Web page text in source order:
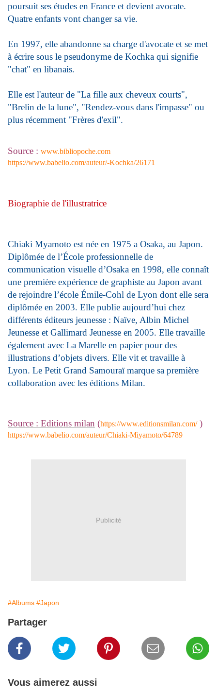
poursuit ses études en France et devient avocate.
Quatre enfants vont changer sa vie.
En 1997, elle abandonne sa charge d'avocate et se met
à écrire sous le pseudonyme de Kochka qui signifie
"chat" en libanais.
Elle est l'auteur de "La fille aux cheveux courts",
"Brelin de la lune", "Rendez-vous dans l'impasse" ou
plus récemment "Frères d'exil".
Source : www.bibliopoche.com
https://www.babelio.com/auteur/-Kochka/26171
Biographie de l'illustratrice
Chiaki Myamoto est née en 1975 a Osaka, au Japon.
Diplômée de l’École professionnelle de
communication visuelle d’Osaka en 1998, elle connaît
une première expérience de graphiste au Japon avant
de rejoindre l’école Émile-Cohl de Lyon dont elle sera
diplômée en 2003. Elle publie aujourd’hui chez
différents éditeurs jeunesse : Naïve, Albin Michel
Jeunesse et Gallimard Jeunesse en 2005. Elle travaille
également avec La Marelle en papier pour des
illustrations d’objets divers. Elle vit et travaille à
Lyon. Le Petit Grand Samouraï marque sa première
collaboration avec les éditions Milan.
Source : Editions milan (https://www.editionsmilan.com/)
https://www.babelio.com/auteur/Chiaki-Miyamoto/64789
Publicité
#Albums #Japon
Partager
Vous aimerez aussi